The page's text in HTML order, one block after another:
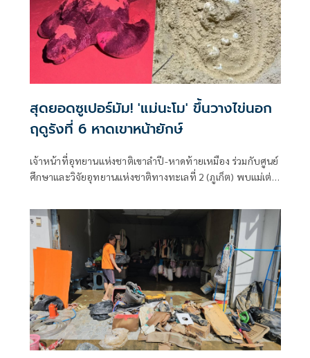
สุดยอดซูเปอร์มัม! 'แม่นะโม' ขึ้นวางไข่นอก
ฤดูรังที่ 6 หาดเขาหน้ายักษ์
เจ้าหน้าที่อุทยานแห่งชาติเขาลำปี-หาดท้ายเหมือง ร่วมกับศูนย์
ศึกษาและวิจัยอุทยานแห่งชาติทางทะเลที่ 2 (ภูเก็ต) พบแม่เต่า